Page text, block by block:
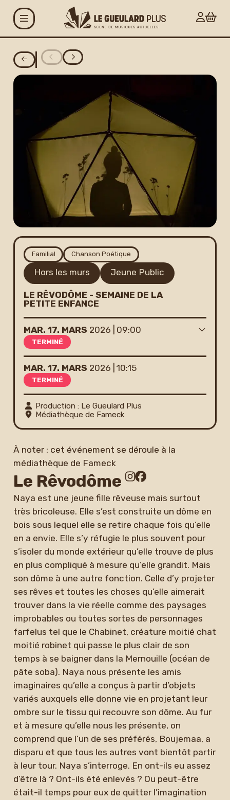
Aller au contenu principal
Familial Chanson Poétique
Hors les murs Jeune Public
LE RÊVODÔME - SEMAINE DE LA
PETITE ENFANCE
MAR. 17. MARS 2026 09:00
TERMINÉ
MAR. 17. MARS 2026 10:15
TERMINÉ
Production : Le Gueulard Plus
Médiathèque de Fameck
À noter : cet événement se déroule à la
médiathèque de Fameck
Le Rêvodôme
Naya est une jeune fille rêveuse mais surtout
très bricoleuse. Elle s’est construite un dôme en
bois sous lequel elle se retire chaque fois qu’elle
en a envie. Elle s’y réfugie le plus souvent pour
s’isoler du monde extérieur qu’elle trouve de plus
en plus compliqué à mesure qu’elle grandit. Mais
son dôme à une autre fonction. Celle d’y projeter
ses rêves et toutes les choses qu’elle aimerait
trouver dans la vie réelle comme des paysages
improbables ou toutes sortes de personnages
farfelus tel que le Chabinet, créature moitié chat
moitié robinet qui passe le plus clair de son
temps à se baigner dans la Mernouille (océan de
pâte soba). Naya nous présente les amis
imaginaires qu’elle a conçus à partir d’objets
variés auxquels elle donne vie en projetant leur
ombre sur le tissu qui recouvre son dôme. Au fur
et à mesure qu’elle nous les présente, on
comprend que l’un de ses préférés, Boujemaa, a
disparu et que tous les autres vont bientôt partir
à leur tour. Naya s’interroge. En ont-ils eu assez
d’être là ? Ont-ils été enlevés ? Ou peut-être
était-il temps pour eux de quitter l’imagination
Agenda
Le Gueulard Plus
Accueil et infos
pratiques
Actualités
Espace artistes
Carte G+ et Studio+
Newsletter